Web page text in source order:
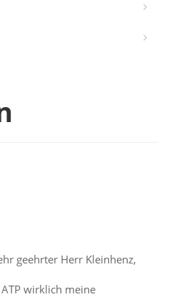
geehrter Herr Kleinhenz,
wirklich meine